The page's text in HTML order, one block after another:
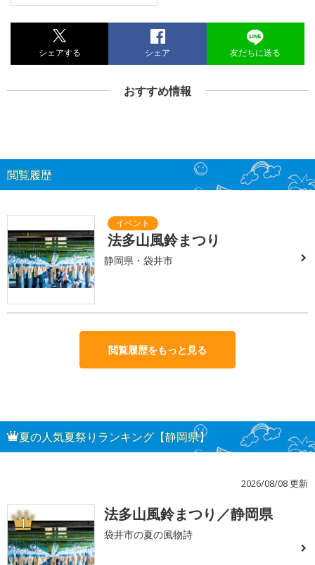
シェアする シェア 友だちに送る
おすすめ情報
閲覧履歴
法多山風鈴まつり
静岡県・袋井市
閲覧履歴をもっと見る
夏の人気夏祭りランキング【静岡県】
2026/08/08 更新
1 法多山風鈴まつり／静岡県
袋井市の夏の風物詩